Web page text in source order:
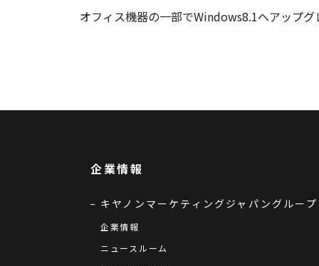
オフィス機器の一部でWindows8.1へアップ
企業情報
キヤノンマーケティングジャパングループ
企業情報
ニュースルーム